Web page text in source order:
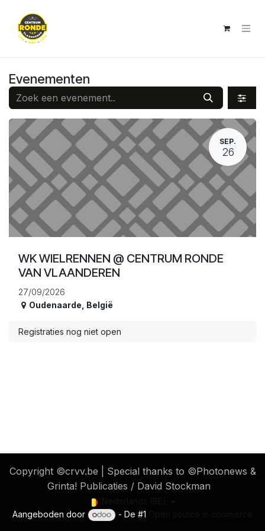
Evenementen
SEP.
26
WK WIELRENNEN @ CENTRUM RONDE
VAN VLAANDEREN
27/09/2026
Oudenaarde België
Registraties nog niet open
​ Copyright ©crvv.be | Special thanks to ©Photonews &
Grinta! Publicaties / David Stockman
Aangeboden door
- De #1